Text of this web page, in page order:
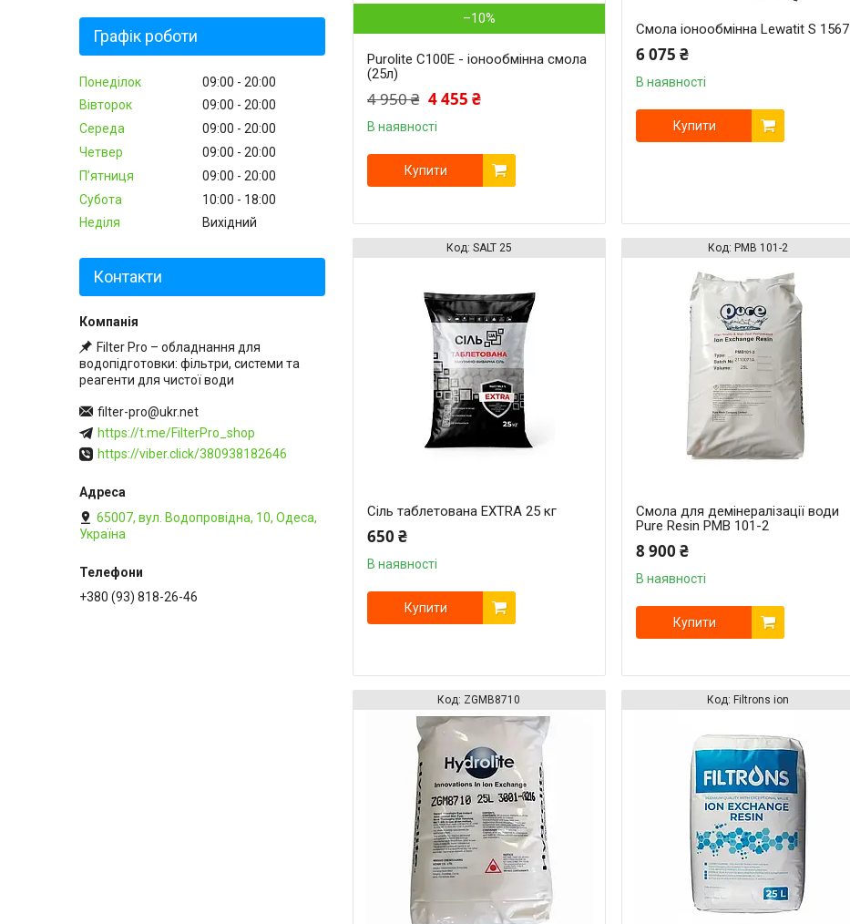
–10%
Purolite C100E - іонообмінна смола
(25л)
4 950 ₴ 4 455 ₴
В наявності
Купити
Смола іонообмінна Lewatit S 1567
6 075 ₴
В наявності
Купити
SALT 25
Сіль таблетована EXTRA 25 кг
650 ₴
В наявності
Купити
PMB 101-2
Смола для демінералізації води
Pure Resin PMB 101-2
8 900 ₴
В наявності
Купити
ZGMB8710 Filtrons ion
Графік роботи
Понеділок 09:00
20:00
Вівторок
09:00
20:00
Середа
09:00
20:00
Четвер
09:00
20:00
Пʼятниця
09:00
20:00
Субота
10:00
18:00
Неділя
Вихідний
Контакти
Filter Pro – обладнання для
водопідготовки: фільтри, системи та
реагенти для чистої води
filter-pro@ukr.net
https://t.me/FilterPro_shop
https://viber.click/380938182646
65007, вул. Водопровідна, 10, Одеса,
Україна
+380 (93) 818-26-46